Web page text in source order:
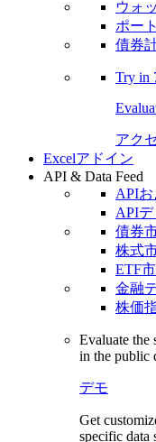
ウォ
ポー
債券
Try in
アク
Excelアドイン
API & Data Feed
API
APIデ
債券
株式
ETF
金融
株価
Evaluate the
in the public
デモ
Get
specific data